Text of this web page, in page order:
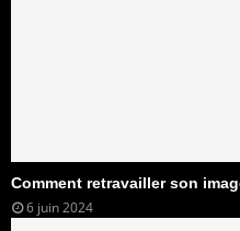
Comment retravailler son
6 juin 2024